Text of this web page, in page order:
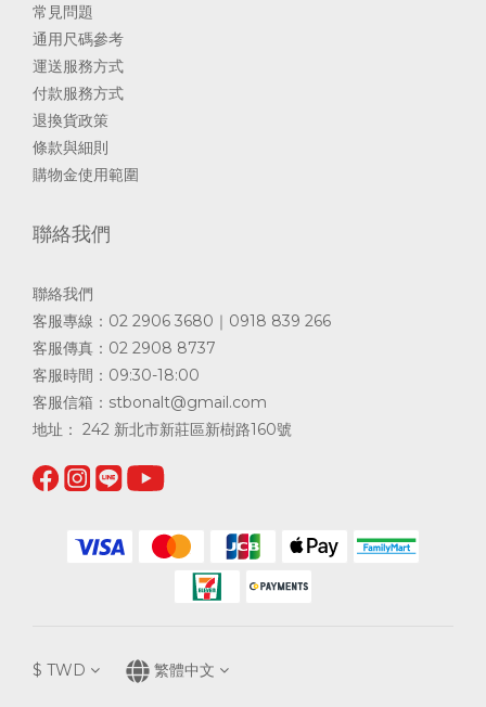
常見問題
通用尺碼參考
運送服務方式
付款服務方式
退換貨政策
條款與細則
購物金使用範圍
聯絡我們
聯絡我們
客服專線：02 2906 3680｜0918 839 266
客服傳真：02 2908 8737
客服時間：09:30-18:00
客服信箱： stbonalt@gmail.com
地址： 242 新北市新莊區新樹路160號
$ TWD 繁體中文